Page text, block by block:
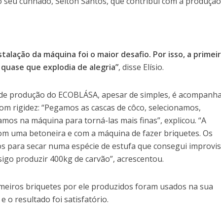
da máquina foi o maior desafio. Por isso, a
que explodia de alegria”, disse Elísio.
produção do ECOBLÁSA, apesar de simples, é
rigidez: “Pegamos as cascas de côco, selecionamos,
na máquina para torná-las mais finas”, explicou. “A
uma betoneira e com a máquina de fazer briquetes. Os
para secar numa espécie de estufa que consegui
produzir 400kg de carvão”, acrescentou.
briquetes por ele produzidos foram usados na sua
o resultado foi satisfatório.